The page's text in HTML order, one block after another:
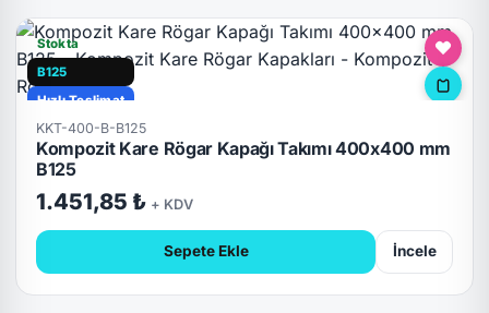
Stokta
B125
Hızlı Teslimat
KKT-400-B-B125
Kompozit Kare Rögar Kapağı Takımı 400x400 mm
B125
1.451,85 ₺ + KDV
Sepete Ekle İncele